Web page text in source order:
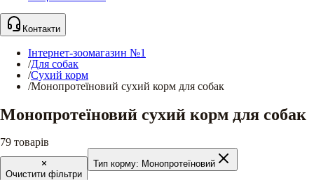
Контакти
Інтернет-зоомагазин №1
/Для собак
/Сухий корм
/Монопротеїновий сухий корм для собак
Монопротеїновий сухий корм для собак
79 товарів
Очистити фільтри
Тип корму: Монопротеїновий